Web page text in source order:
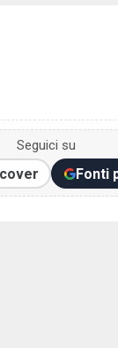
Seguici su
Fonti